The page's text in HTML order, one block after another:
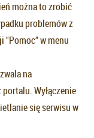
można to zrobić
problemów z
"Pomoc” w menu
na
Wyłączenie
się serwisu w